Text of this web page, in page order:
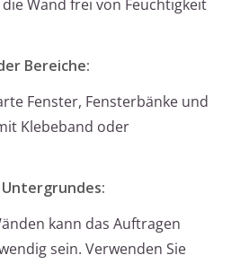
Wand frei von Feuchtigkeit
Bereiche:
Fenster, Fensterbänke und
Klebeband oder
kann das Auftragen
sein. Verwenden Sie